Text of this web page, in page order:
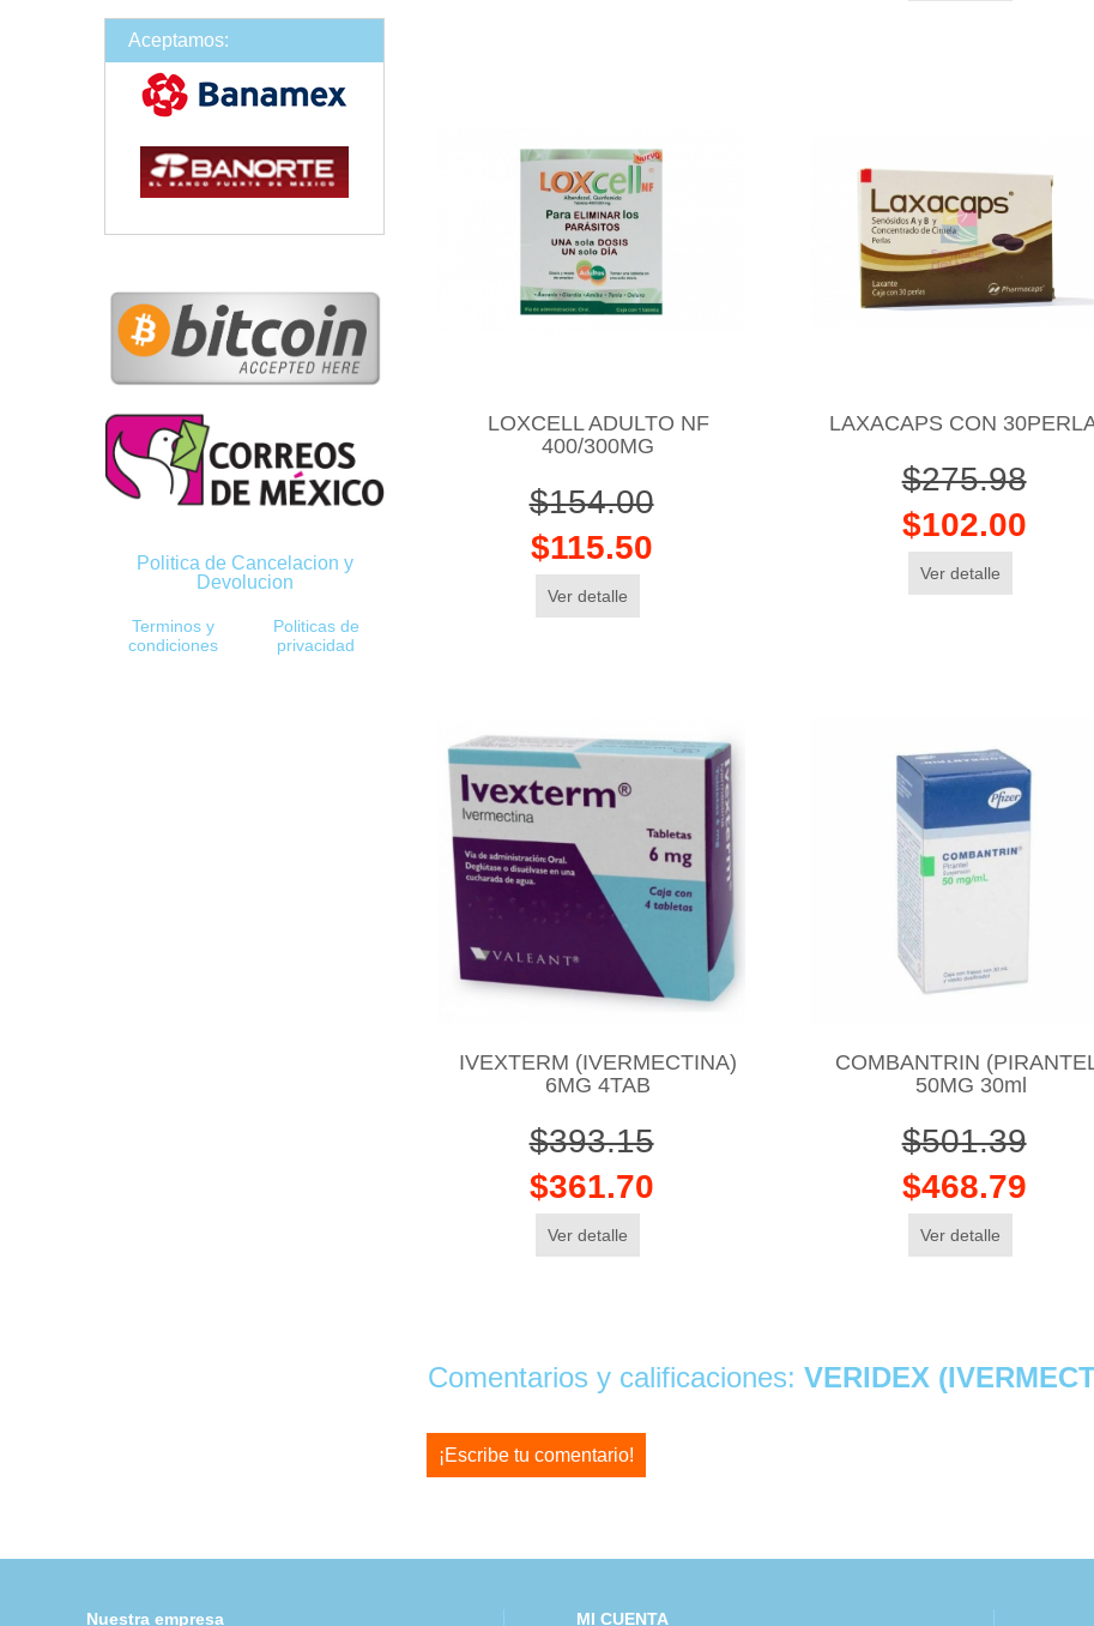
Aceptamos:
Politica de Cancelacion y
Devolucion
Terminos y
condiciones
Politicas de
privacidad
LOXCELL ADULTO NF
400/300MG
$154.00
$115.50
Ver detalle
LAXACAPS CON
$275.98
$102.00
Ver detalle
IVEXTERM (IVERMECTINA)
6MG 4TAB
$393.15
$361.70
Ver detalle
COMBANTRIN
50MG 30ml
$501.39
$468.79
Ver detalle
Comentarios y calificaciones:VERIDEX
¡Escribe tu comentario!
Nuestra empresa MI CUENTA